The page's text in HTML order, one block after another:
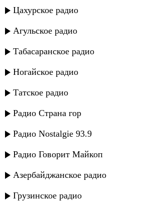
Цахурское радио
Агульское радио
Табасаранское радио
Ногайское радио
Татское радио
Радио Страна гор
Радио Nostalgie 93.9
Радио Говорит Майкоп
Азербайджанское радио
Грузинское радио
Эмиль Гыстаров - Лъубеляй
Эмиль Гыстаров - Новый год
Эмиль Гыстаров - Махачкала